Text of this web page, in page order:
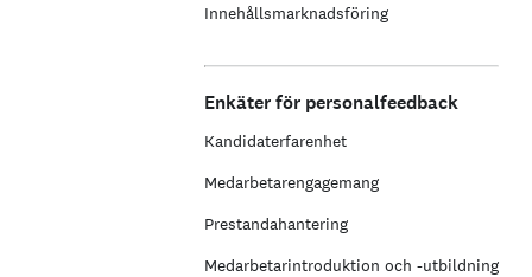
Innehållsmarknadsföring
Enkäter för personalfeedback
Kandidaterfarenhet
Medarbetarengagemang
Prestandahantering
Medarbetarintroduktion och -utbildning